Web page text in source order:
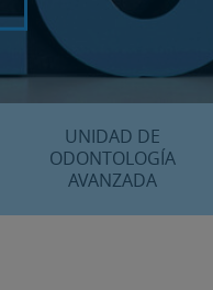
INTERNACIONALES
CENTRO MÉDICO TEKNON
UNIDAD DE
ODONTOLOGÍA
AVANZADA